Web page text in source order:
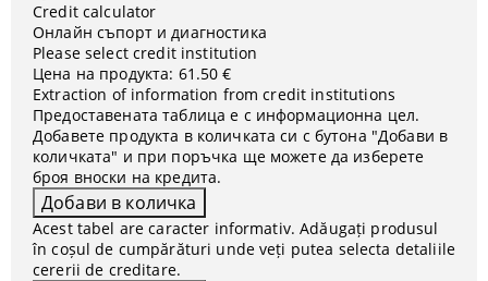
Credit calculator
Онлайн съпорт и диагностика
Please select credit institution
Цена на продукта: 61.50 €
Extraction of information from credit institutions
Предоставената таблица е с информационна цел.
Добавете продукта в количката си с бутона "Добави в
количката" и при поръчка ще можете да изберете
броя вноски на кредита.
Acest tabel are caracter informativ. Adăugați produsul
în coșul de cumpărături unde veți putea selecta detaliile
cererii de creditare.